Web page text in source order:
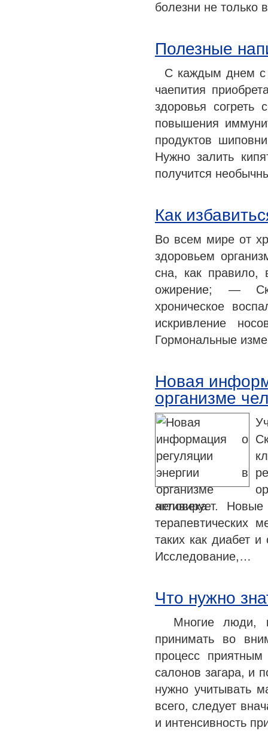
болезни не только
Полезные
С каждым днем с
чаепития
здоровья
повышения
продуктов
Нужно залить
получится
Как
Во всем мире от
здоровьем
сна, как
ожирение; —
хроническое
искривление
Гормональные
Новая
организме
активирует.
терапевтических
таких как диабет
Исследование,…
Что нужно
Многие люди,
принимать во
процесс
салонов загара, и
нужно учитывать
всего, следует
и интенсивность